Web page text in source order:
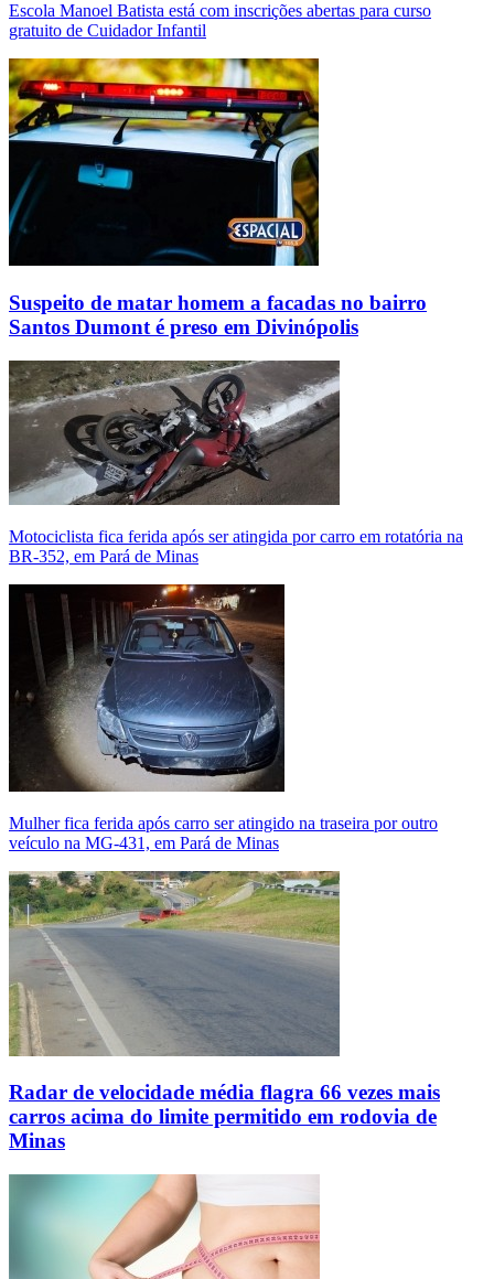
Escola Manoel Batista está com inscrições abertas para curso
gratuito de Cuidador Infantil
Suspeito de matar homem a facadas no bairro
Santos Dumont é preso em Divinópolis
Motociclista fica ferida após ser atingida por carro em rotatória na
BR-352, em Pará de Minas
Mulher fica ferida após carro ser atingido na traseira por outro
veículo na MG-431, em Pará de Minas
Radar de velocidade média flagra 66 vezes mais
carros acima do limite permitido em rodovia de
Minas